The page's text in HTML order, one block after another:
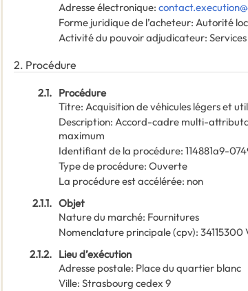
Adresse électronique:
Forme juridique de l’acheteur: Autorité
Activité du pouvoir adjudicateur:
2. Procédure
2.1. Procédure
Titre: Acquisition de véhicules légers et
Description: Accord-cadre multi-
maximum
Identifiant de la procédure: 114881a9-
Type de procédure: Ouverte
La procédure est accélérée: non
2.1.1. Objet
Nature du marché: Fournitures
Nomenclature principale(cpv): 34115300
2.1.2. Lieu d’exécution
Adresse postale: Place du quartier blanc
Ville: Strasbourg cedex 9